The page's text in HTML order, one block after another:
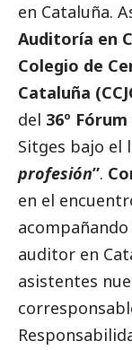
en Cataluña.
Auditoría en
Colegio de
Cataluña
del 36º
Sitges bajo el
profesión”.
en el
auditor en
asistentes